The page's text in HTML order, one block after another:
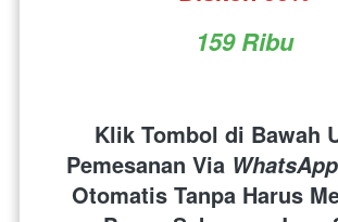
159 Ribu
Klik Tombol di Bawah
Pemesanan Via WhatsApp
Otomatis Tanpa Harus